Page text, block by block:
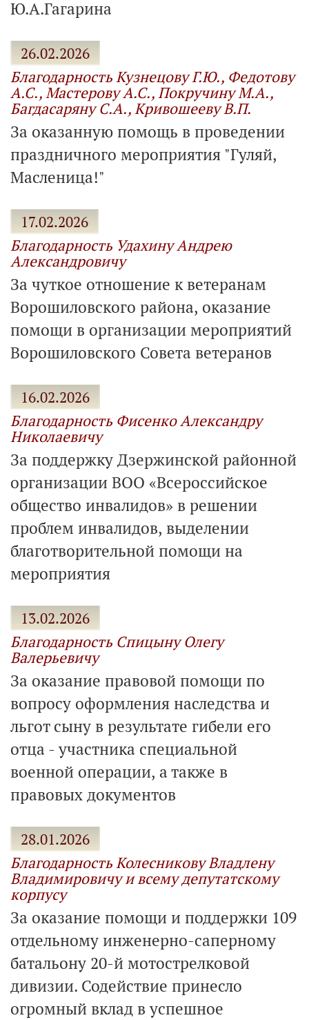
Ю.А.Гагарина
26.02.2026
Благодарность Кузнецову Г.Ю., Федотову
А.С., Мастерову А.С., Покручину М.А.,
Багдасаряну С.А., Кривошееву В.П.
За оказанную помощь в проведении
праздничного мероприятия "Гуляй,
Масленица!"
17.02.2026
Благодарность Удахину Андрею
Александровичу
За чуткое отношение к ветеранам
Ворошиловского района, оказание
помощи в организации мероприятий
Ворошиловского Совета ветеранов
16.02.2026
Благодарность Фисенко Александру
Николаевичу
За поддержку Дзержинской районной
организации ВОО «Всероссийское
общество инвалидов» в решении
проблем инвалидов, выделении
благотворительной помощи на
мероприятия
13.02.2026
Благодарность Спицыну Олегу
Валерьевичу
За оказание правовой помощи по
вопросу оформления наследства и
льгот сыну в результате гибели его
отца - участника специальной
военной операции, а также в
правовых документов
28.01.2026
Благодарность Колесникову Владлену
Владимировичу и всему депутатскому
корпусу
За оказание помощи и поддержки 109
отдельному инженерно-саперному
батальону 20-й мотострелковой
дивизии. Содействие принесло
огромный вклад в успешное